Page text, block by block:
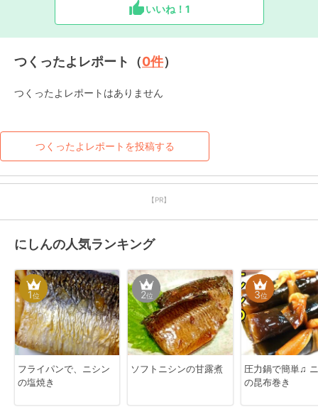
いいね！ 1
つくったよレポート（0件）
つくったよレポートはありません
つくったよレポートを投稿する
【PR】
にしんの人気ランキング
1位
フライパンで、ニシン
の塩焼き
2位
ソフトニシンの甘露煮
3位
圧力鍋で簡単♫
の昆布巻き